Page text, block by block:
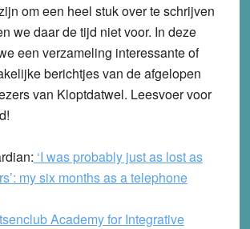
om een heel stuk over te schrijven
we daar de tijd niet voor. In deze
een verzameling interessante of
berichtjes van de afgelopen
van Kloptdatwel. Leesvoer voor
‘I was probably just as lost as
my six months as a telephone
Academy for Integrative